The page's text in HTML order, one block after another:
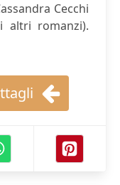
Cecchi
altri romanzi).